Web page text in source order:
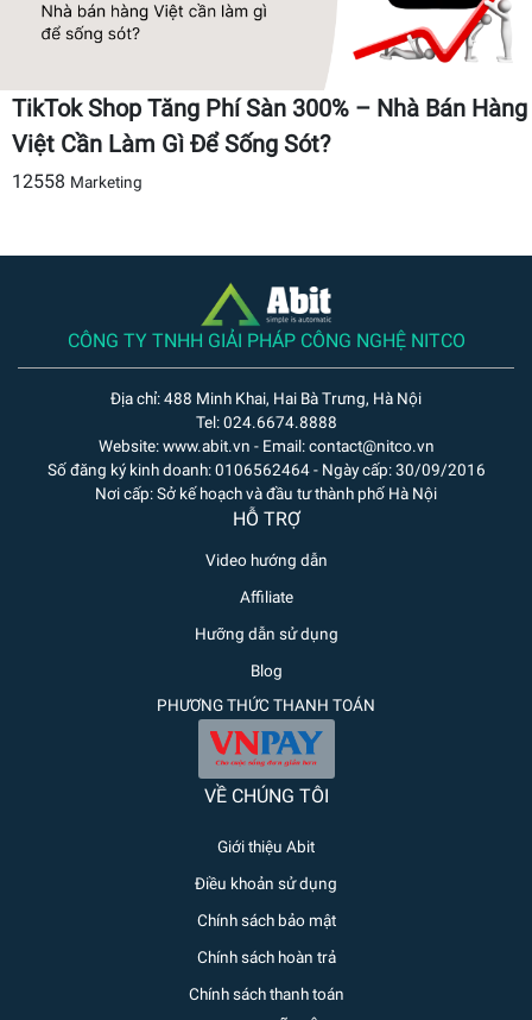
TikTok Shop Tăng Phí Sàn 300% – Nhà Bán Hàng
Việt Cần Làm Gì Để Sống Sót?
12558 Marketing
CÔNG TY TNHH GIẢI PHÁP CÔNG NGHỆ NITCO
Địa chỉ: 488 Minh Khai, Hai Bà Trưng, Hà Nội
Tel: 024.6674.8888
Website: www.abit.vn - Email: contact@nitco.vn
Số đăng ký kinh doanh: 0106562464 - Ngày cấp: 30/09/2016
Nơi cấp: Sở kế hoạch và đầu tư thành phố Hà Nội
HỖ TRỢ
Video hướng dẫn
Affiliate
Hưỡng dẫn sử dụng
Blog
PHƯƠNG THỨC THANH TOÁN
VỀ CHÚNG TÔI
Giới thiệu Abit
Điều khoản sử dụng
Chính sách bảo mật
Chính sách hoàn trả
Chính sách thanh toán